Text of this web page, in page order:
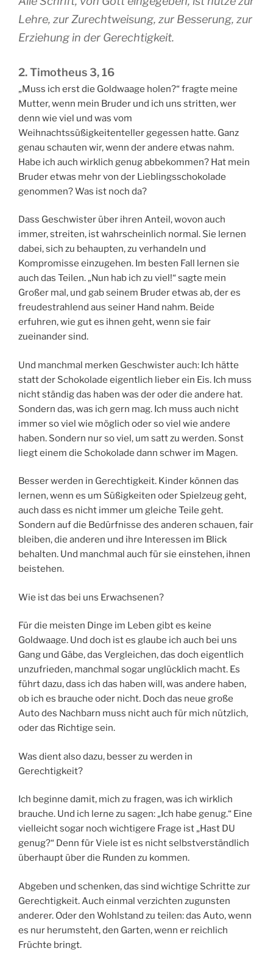
Lehre, zur Zurechtweisung, zur Besserung, zur
Erziehung in der Gerechtigkeit.
2. Timotheus 3, 16
„Muss ich erst die Goldwaage holen?“ fragte meine
Mutter, wenn mein Bruder und ich uns stritten, wer
denn wie viel und was vom
Weihnachtssüßigkeitenteller gegessen hatte. Ganz
genau schauten wir, wenn der andere etwas nahm.
Habe ich auch wirklich genug abbekommen? Hat mein
Bruder etwas mehr von der Lieblingsschokolade
genommen? Was ist noch da?
Dass Geschwister über ihren Anteil, wovon auch
immer, streiten, ist wahrscheinlich normal. Sie lernen
dabei, sich zu behaupten, zu verhandeln und
Kompromisse einzugehen. Im besten Fall lernen sie
auch das Teilen. „Nun hab ich zu viel!“ sagte mein
Großer mal, und gab seinem Bruder etwas ab, der es
freudestrahlend aus seiner Hand nahm. Beide
erfuhren, wie gut es ihnen geht, wenn sie fair
zueinander sind.
Und manchmal merken Geschwister auch: Ich hätte
statt der Schokolade eigentlich lieber ein Eis. Ich muss
nicht ständig das haben was der oder die andere hat.
Sondern das, was ich gern mag. Ich muss auch nicht
immer so viel wie möglich oder so viel wie andere
haben. Sondern nur so viel, um satt zu werden. Sonst
liegt einem die Schokolade dann schwer im Magen.
Besser werden in Gerechtigkeit. Kinder können das
lernen, wenn es um Süßigkeiten oder Spielzeug geht,
auch dass es nicht immer um gleiche Teile geht.
Sondern auf die Bedürfnisse des anderen schauen, fair
bleiben, die anderen und ihre Interessen im Blick
behalten. Und manchmal auch für sie einstehen, ihnen
beistehen.
Wie ist das bei uns Erwachsenen?
Für die meisten Dinge im Leben gibt es keine
Goldwaage. Und doch ist es glaube ich auch bei uns
Gang und Gäbe, das Vergleichen, das doch eigentlich
unzufrieden, manchmal sogar unglücklich macht. Es
führt dazu, dass ich das haben will, was andere haben,
ob ich es brauche oder nicht. Doch das neue große
Auto des Nachbarn muss nicht auch für mich nützlich,
oder das Richtige sein.
Was dient also dazu, besser zu werden in
Gerechtigkeit?
Ich beginne damit, mich zu fragen, was ich wirklich
brauche. Und ich lerne zu sagen: „Ich habe genug.“ Eine
vielleicht sogar noch wichtigere Frage ist „Hast DU
genug?“ Denn für Viele ist es nicht selbstverständlich
überhaupt über die Runden zu kommen.
Abgeben und schenken, das sind wichtige Schritte zur
Gerechtigkeit. Auch einmal verzichten zugunsten
anderer. Oder den Wohlstand zu teilen: das Auto, wenn
es nur herumsteht, den Garten, wenn er reichlich
Früchte bringt.